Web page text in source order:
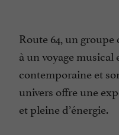
Route 64, un
à un voyage
contemporaine et
univers offre une
et pleine d’énergie.